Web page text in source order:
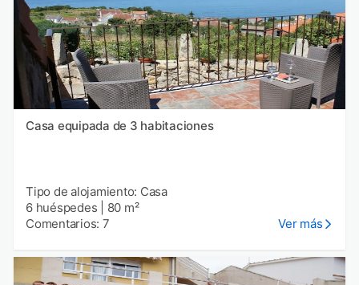
Casa equipada de 3 habitaciones
Tipo de alojamiento: Casa
6 huéspedes
80 m²
Comentarios: 7
Ver más